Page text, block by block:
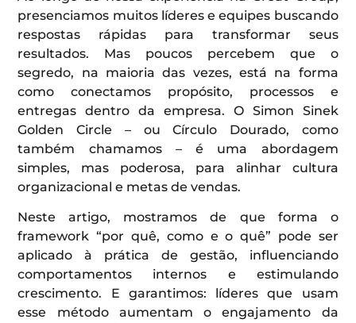
presenciamos muitos líderes e equipes buscando
respostas rápidas para transformar seus
resultados. Mas poucos percebem que o
segredo, na maioria das vezes, está na forma
como conectamos propósito, processos e
entregas dentro da empresa. O Simon Sinek
Golden Circle – ou Círculo Dourado, como
também chamamos – é uma abordagem
simples, mas poderosa, para alinhar cultura
organizacional e metas de vendas.
Neste artigo, mostramos de que forma o
framework “por quê, como e o quê” pode ser
aplicado à prática de gestão, influenciando
comportamentos internos e estimulando
crescimento. E garantimos: líderes que usam
esse método aumentam o engajamento da